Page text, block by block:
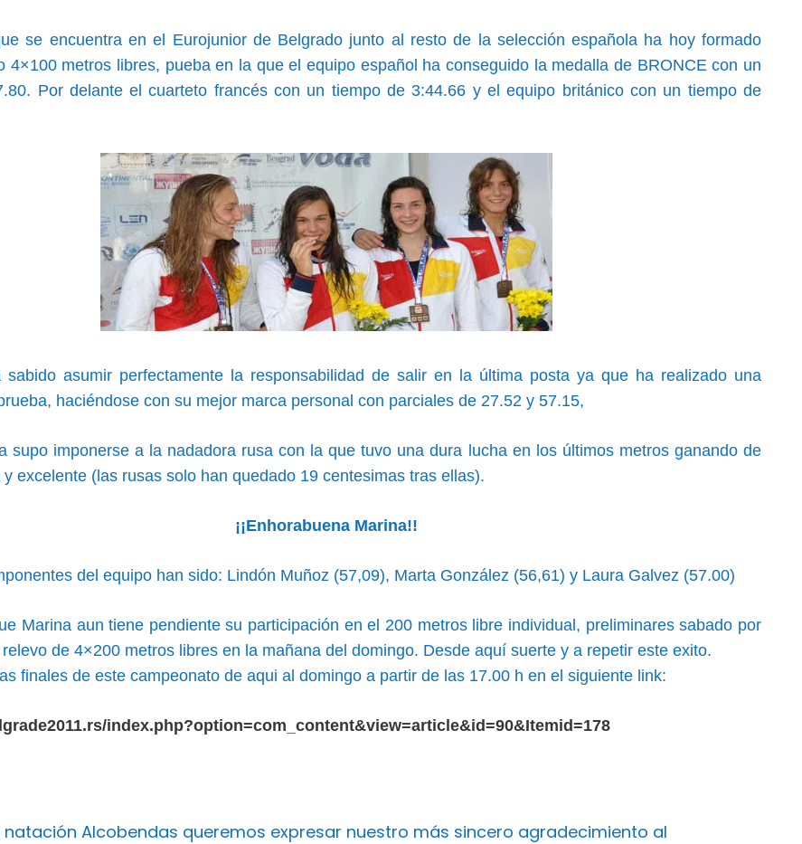
se encuentra en el Eurojunior de Belgrado junto al resto de la selección española ha hoy formado
4×100 metros libres, pueba en la que el equipo español ha conseguido la medalla de BRONCE con un
Por delante el cuarteto francés con un tiempo de 3:44.66 y el equipo británico con un tiempo de
sabido asumir perfectamente la responsabilidad de salir en la última posta ya que ha realizado una
haciéndose con su mejor marca personal con parciales de 27.52 y 57.15,
supo imponerse a la nadadora rusa con la que tuvo una dura lucha en los últimos metros ganando de
excelente (las rusas solo han quedado 19 centesimas tras ellas).
¡¡Enhorabuena Marina!!
del equipo han sido: Lindón Muñoz (57,09), Marta González (56,61) y Laura Galvez (57.00)
Marina aun tiene pendiente su participación en el 200 metros libre individual, preliminares sabado por
de 4×200 metros libres en la mañana del domingo. Desde aquí suerte y a repetir este exito.
finales de este campeonato de aqui al domingo a partir de las 17.00 h en el siguiente link:
index.php?option=com_content&view=article&id=90&Itemid=178
natación Alcobendas queremos expresar nuestro más sincero agradecimiento al